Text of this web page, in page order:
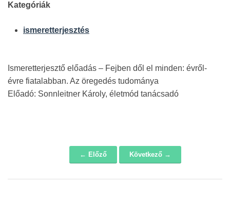
Kategóriák
ismeretterjesztés
Ismeretterjesztő előadás – Fejben dől el minden: évről-
évre fiatalabban. Az öregedés tudománya
Előadó: Sonnleitner Károly, életmód tanácsadó
← Előző Következő →